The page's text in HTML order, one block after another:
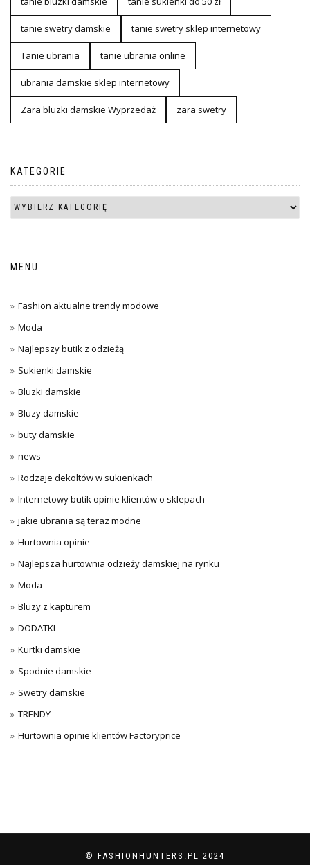
tanie swetry damskie tanie swetry sklep internetowy
Tanie ubrania tanie ubrania online
ubrania damskie sklep internetowy
Zara bluzki damskie Wyprzedaż zara swetry
KATEGORIE
MENU
Fashion aktualne trendy modowe
Moda
Najlepszy butik z odzieżą
Sukienki damskie
Bluzki damskie
Bluzy damskie
buty damskie
news
Rodzaje dekoltów w sukienkach
Internetowy butik opinie klientów o sklepach
jakie ubrania są teraz modne
Hurtownia opinie
Najlepsza hurtownia odzieży damskiej na rynku
Moda
Bluzy z kapturem
DODATKI
Kurtki damskie
Spodnie damskie
Swetry damskie
TRENDY
Hurtownia opinie klientów Factoryprice
© FASHIONHUNTERS.PL 2024